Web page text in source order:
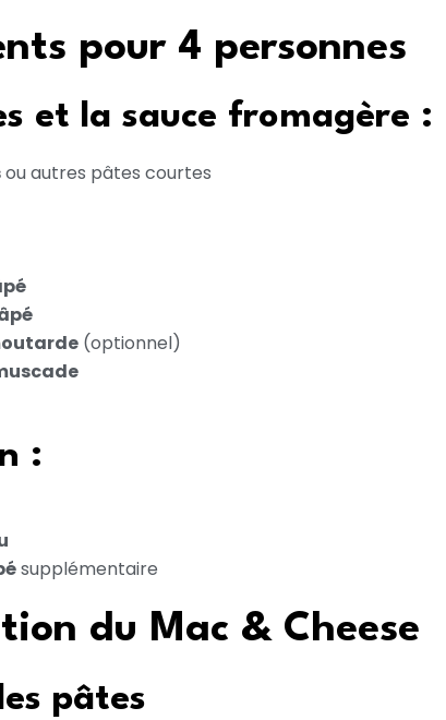
pour 4 personnes
et la sauce fromagère :
ou autres pâtes courtes
(optionnel)
:
supplémentaire
du Mac & Cheese
pâtes